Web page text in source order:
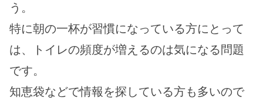
う。
特に朝の一杯が習慣になっている方にとって
は、トイレの頻度が増えるのは気になる問題
です。
知恵袋などで情報を探している方も多いので